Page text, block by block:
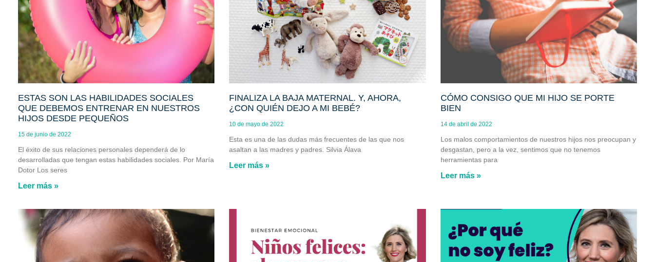
ESTAS SON LAS HABILIDADES SOCIALES
QUE DEBEMOS ENTRENAR EN NUESTROS
HIJOS DESDE PEQUEÑOS
15 de junio de 2022
El éxito de sus relaciones personales dependerá de lo
desarrolladas que tengan estas habilidades sociales. Por María
Dotor Los seres
Leer más »
FINALIZA LA BAJA MATERNAL. Y, AHORA,
¿CON QUIÉN DEJO A MI BEBÉ?
10 de mayo de 2022
Esta es una de las dudas más frecuentes de las que nos
asaltan a las madres y padres. Silvia Álava
Leer más »
CÓMO CONSIGO QUE MI HIJO SE PORTE
BIEN
14 de abril de 2022
Los malos comportamientos de nuestros hijos nos preocupan y
desgastan, pero a la vez, sentimos que no tenemos
herramientas para
Leer más »